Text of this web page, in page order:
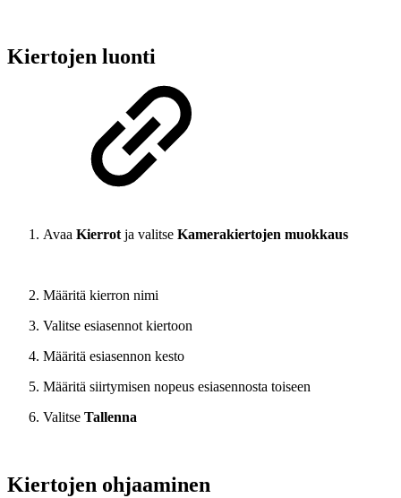
Kiertojen luonti
Avaa Kierrot ja valitse Kamerakiertojen muokkaus
Määritä kierron nimi
Valitse esiasennot kiertoon
Määritä esiasennon kesto
Määritä siirtymisen nopeus esiasennosta toiseen
Valitse Tallenna
Kiertojen ohjaaminen